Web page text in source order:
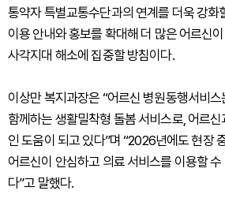
통약자 특별교통수단과의 연계를 더욱 강화
이용 안내와 홍보를 확대해 더 많은 어르신
사각지대 해소에 집중할 방침이다.
이상만 복지과장은 “어르신 병원동행서비
함께하는 생활밀착형 돌봄 서비스로, 어르
인 도움이 되고 있다”며 “2026년에도 현장
어르신이 안심하고 의료 서비스를 이용할
다”고 말했다.